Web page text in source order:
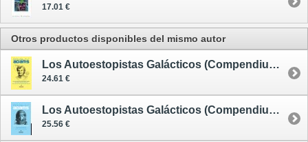
17.01 €
Otros productos disponibles del mismo autor
Los Autoestopistas Galácticos (Compendium) 2
24.61 €
Los Autoestopistas Galácticos (Compendium) 1
25.56 €